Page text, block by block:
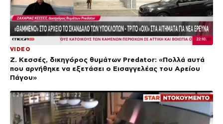
VIDEO
Ζ. Κεσσές, δικηγόρος θυμάτων Predator: «Πολλά αυτά
που αρνήθηκε να εξετάσει ο Εισαγγελέας του Αρείου
Πάγου»